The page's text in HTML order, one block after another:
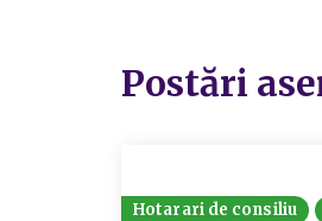
Postări
Hotarari de consiliu